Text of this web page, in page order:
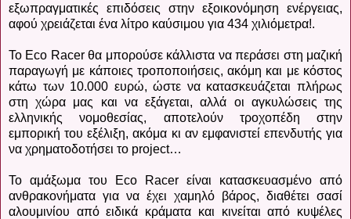
εξωπραγματικές επιδόσεις στην εξοικονόμηση ενέργειας,
αφού χρειάζεται ένα λίτρο καύσιμου για 434 χιλιόμετρα!.
Το Eco Racer θα μπορούσε κάλλιστα να περάσει στη μαζική
παραγωγή με κάποιες τροποποιήσεις, ακόμη και με κόστος
κάτω των 10.000 ευρώ, ώστε να κατασκευάζεται πλήρως
στη χώρα μας και να εξάγεται, αλλά οι αγκυλώσεις της
ελληνικής νομοθεσίας, αποτελούν τροχοπέδη στην
εμπορική του εξέλιξη, ακόμα κι αν εμφανιστεί επενδυτής για
να χρηματοδοτήσει το project…
Το αμάξωμα του Eco Racer είναι κατασκευασμένο από
ανθρακονήματα για να έχει χαμηλό βάρος, διαθέτει σασί
αλουμινίου από ειδικά κράματα και κινείται από κυψέλες